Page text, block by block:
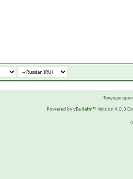
Текущее
Powered byvBulletin™ Version 4.0.3